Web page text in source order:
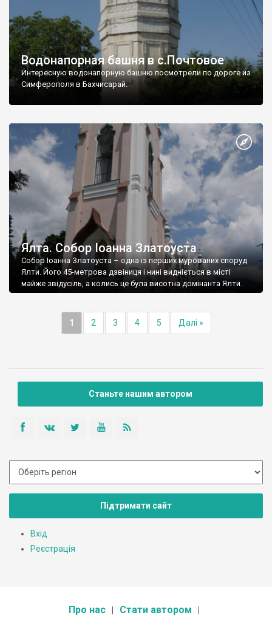
Водонапорная башня в с.Почтовое
Интересную водонапорную башню посмотрели по дороге из
Симферополя в Бахчисарай.
Ялта. Собор Іоанна Златоуста
Собор Іоанна Златоуста – одна із перших мурованих споруд
Ялти. Його 45-метрова дзвіниця і нині видніється в місті
майже звідусіль, а колись це була висотна домінанта Ялти.
1 2 3 4 5 Далі »
Станьте нашим автором
Підтримати сайт
Вхід
Реєстрація
Про нас Стати автором